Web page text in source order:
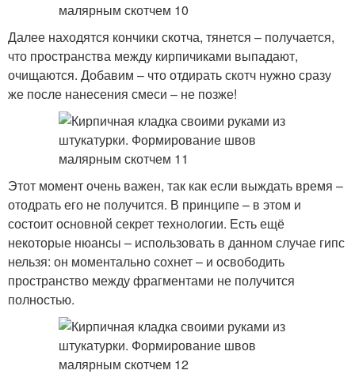
Далее находятся кончики скотча, тянется – получается,
что пространства между кирпичиками выпадают,
очищаются. Добавим – что отдирать скотч нужно сразу
же после нанесения смеси – не позже!
Этот момент очень важен, так как если выждать время –
отодрать его не получится. В принципе – в этом и
состоит основной секрет технологии. Есть ещё
некоторые нюансы – использовать в данном случае гипс
нельзя: он моментально сохнет – и освободить
пространство между фрагментами не получится
полностью.